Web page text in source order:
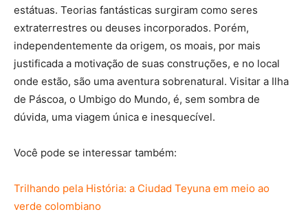
estátuas. Teorias fantásticas surgiram como seres
extraterrestres ou deuses incorporados. Porém,
independentemente da origem, os moais, por mais
justificada a motivação de suas construções, e no local
onde estão, são uma aventura sobrenatural. Visitar a Ilha
de Páscoa, o Umbigo do Mundo, é, sem sombra de
dúvida, uma viagem única e inesquecível.
Você pode se interessar também:
Trilhando pela História: a Ciudad Teyuna em meio ao
verde colombiano